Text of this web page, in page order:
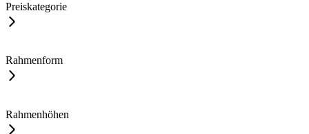
Preiskategorie
Rahmenform
Rahmenhöhen